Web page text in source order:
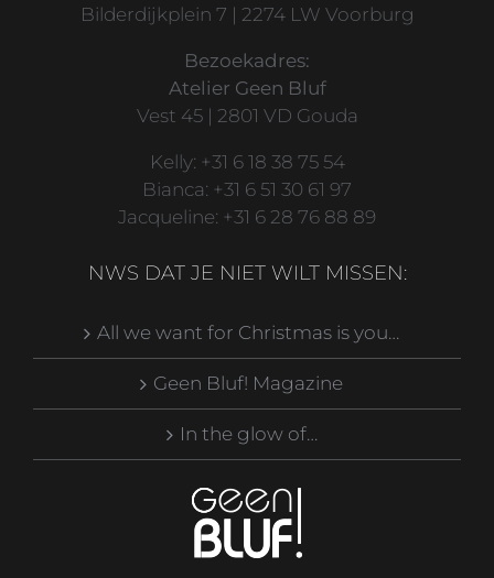
Bilderdijkplein 7 | 2274 LW Voorburg
Bezoekadres:
Atelier Geen Bluf
Vest 45 | 2801 VD Gouda
Kelly: +31 6 18 38 75 54
Bianca: +31 6 51 30 61 97
Jacqueline: +31 6 28 76 88 89
NWS DAT JE NIET WILT MISSEN:
All we want for Christmas is you…
Geen Bluf! Magazine
In the glow of…